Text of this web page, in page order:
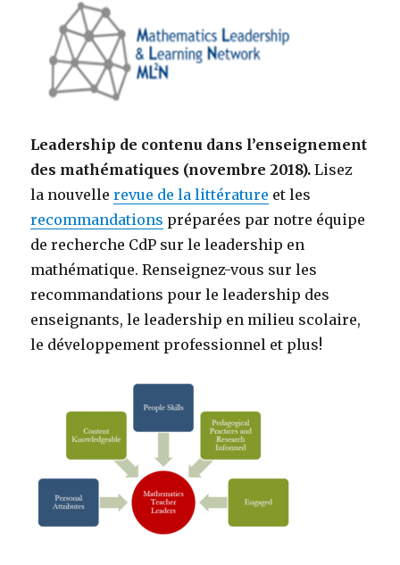
Leadership de contenu dans l’enseignement
des mathématiques (novembre 2018).Lisez
la nouvellerevue de la littérature et les
recommandations préparées par notre équipe
de recherche CdP sur le leadership en
mathématique. Renseignez-vous sur les
recommandations pour le leadership des
enseignants, le leadership en milieu scolaire,
le développement professionnel et plus!